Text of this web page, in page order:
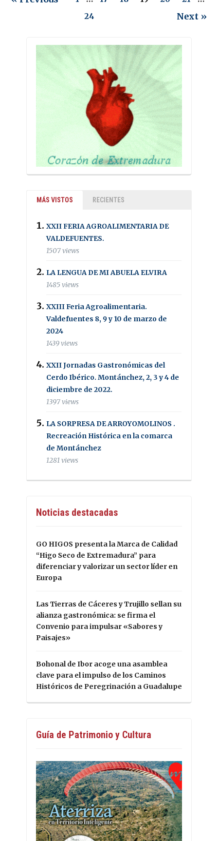
24
Next »
MÁS VISTOS RECIENTES
XXII FERIA AGROALIMENTARIA DE
VALDEFUENTES.
1507 views
LA LENGUA DE MI ABUELA ELVIRA
1485 views
XXIII Feria Agroalimentaria.
Valdefuentes 8, 9 y 10 de marzo de
2024
1439 views
XXII Jornadas Gastronómicas del
Cerdo Ibérico. Montánchez, 2, 3 y 4 de
diciembre de 2022.
1397 views
LA SORPRESA DE ARROYOMOLINOS .
Recreación Histórica en la comarca
de Montánchez
1281 views
Noticias destacadas
GO HIGOS presenta la Marca de Calidad
“Higo Seco de Extremadura” para
diferenciar y valorizar un sector líder en
Europa
Las Tierras de Cáceres y Trujillo sellan su
alianza gastronómica: se firma el
Convenio para impulsar «Sabores y
Paisajes»
Bohonal de Ibor acoge una asamblea
clave para el impulso de los Caminos
Históricos de Peregrinación a Guadalupe
Guía de Patrimonio y Cultura